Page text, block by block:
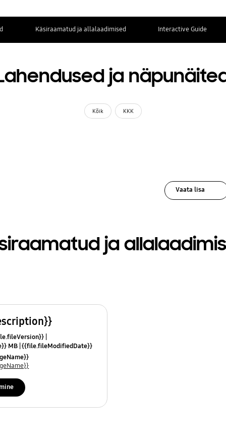
Käsiraamatud ja allalaadimised Interactive Guide
ja
Kõik KKK
Vaata lisa
ja
MB {{file.fileModifiedDate}}